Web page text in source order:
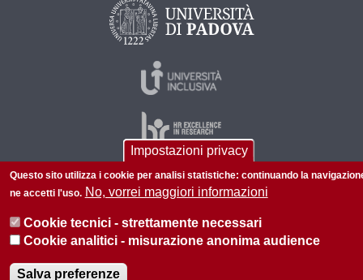
© 2026 Università di Padova - Tutti i diritti riservati
P.I. 00742430283 C.F. 80006480281
Informazioni su questo sito Privacy policy
Impostazioni privacy
Questo sito utilizza i cookie per analisi statistiche: continuando la
ne accetti l'uso. No, vorrei maggiori informazioni
Cookie tecnici - strettamente necessari
Cookie analitici - misurazione anonima audience
Salva preferenze